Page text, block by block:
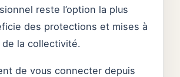
reste l’option la plus
des protections et mises à
la collectivité.
de vous connecter depuis